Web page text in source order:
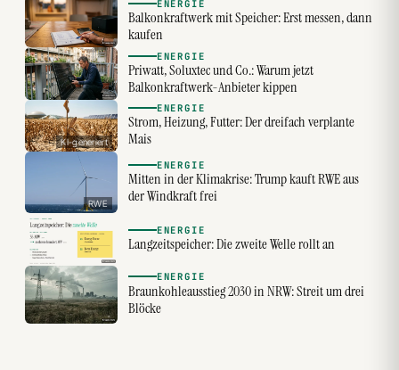
ENERGIE
Balkonkraftwerk mit Speicher: Erst messen, dann
kaufen
ENERGIE
Priwatt, Soluxtec und Co.: Warum jetzt
Balkonkraftwerk-Anbieter kippen
KI-generiert
ENERGIE
Strom, Heizung, Futter: Der dreifach verplante
Mais
RWE
ENERGIE
Mitten in der Klimakrise: Trump kauft RWE aus
der Windkraft frei
ENERGIE
Langzeitspeicher: Die zweite Welle rollt an
ENERGIE
Braunkohleausstieg 2030 in NRW: Streit um drei
Blöcke